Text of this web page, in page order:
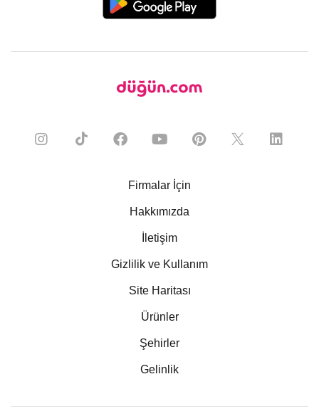
Firmalar İçin
Hakkımızda
İletişim
Gizlilik ve Kullanım
Site Haritası
Ürünler
Şehirler
Gelinlik